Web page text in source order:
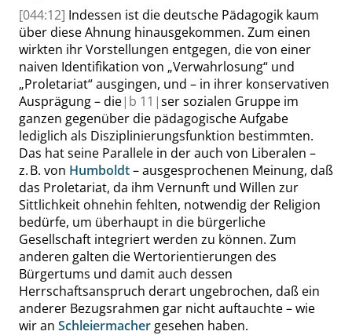
[044:12] Indessen ist die deutsche Pädagogik kaum
über diese Ahnung hinausgekommen. Zum einen
wirkten ihr Vorstellungen entgegen, die von einer
naiven Identifikation von „Verwahrlosung“ und
„Proletariat“ausgingen, und – in ihrer konservativen
Ausprägung – die| b 11|ser sozialen Gruppe im
ganzen gegenüber die pädagogische Aufgabe
lediglich als Disziplinierungsfunktion bestimmten.
Das hat seine Parallele in der auch von Liberalen –
z. B. von Humboldt– ausgesprochenen Meinung, daß
das Proletariat, da ihm Vernunft und Willen zur
Sittlichkeit ohnehin fehlten, notwendig der Religion
bedürfe, um überhaupt in die bürgerliche
Gesellschaft integriert werden zu können. Zum
anderen galten die Wertorientierungen des
Bürgertums und damit auch dessen
Herrschaftsanspruch derart ungebrochen, daß ein
anderer Bezugsrahmen gar nicht auftauchte – wie
wir an Schleiermacher gesehen haben.